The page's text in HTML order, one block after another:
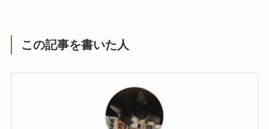
この記事を書いた人